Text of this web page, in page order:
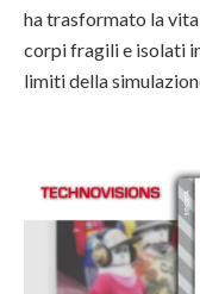
ha trasformato la
corpi fragili e isolati
limiti della